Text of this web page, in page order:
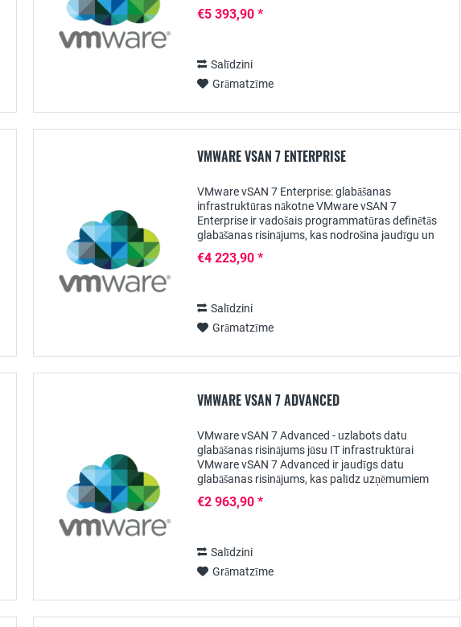
kas organizācijām nodrošina...
€5 393,90 *
Salīdzini
Grāmatzīme
VMWARE VSAN 7 ENTERPRISE
VMware vSAN 7 Enterprise: glabāšanas
infrastruktūras nākotne VMware vSAN 7
Enterprise ir vadošais programmatūras definētās
glabāšanas risinājums, kas nodrošina jaudīgu un
uzņēmumiem. Šajā īsajā...
€4 223,90 *
Salīdzini
Grāmatzīme
VMWARE VSAN 7 ADVANCED
VMware vSAN 7 Advanced - uzlabots datu
glabāšanas risinājums jūsu IT infrastruktūrai
VMware vSAN 7 Advanced ir jaudīgs datu
glabāšanas risinājums, kas palīdz uzņēmumiem
glabāšanas jaudu un...
€2 963,90 *
Salīdzini
Grāmatzīme